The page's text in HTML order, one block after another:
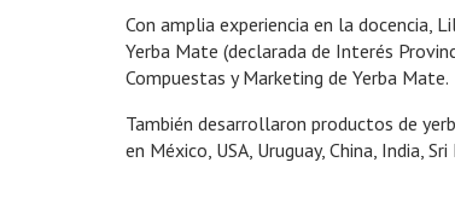
Con amplia experiencia en la docencia,
Yerba Mate (declarada de Interés
Compuestas y Marketing de Yerba Mate.
También desarrollaron productos de
en México, USA, Uruguay, China, India,